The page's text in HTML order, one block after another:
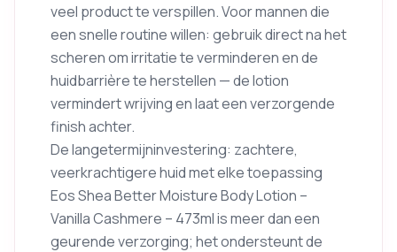
veel product te verspillen. Voor mannen die
een snelle routine willen: gebruik direct na het
scheren om irritatie te verminderen en de
huidbarrière te herstellen — de lotion
vermindert wrijving en laat een verzorgende
finish achter.
De langetermijninvestering: zachtere,
veerkrachtigere huid met elke toepassing
Eos Shea Better Moisture Body Lotion –
Vanilla Cashmere – 473ml is meer dan een
geurende verzorging; het ondersteunt de